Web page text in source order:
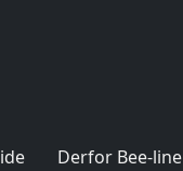
Derfor Bee-line